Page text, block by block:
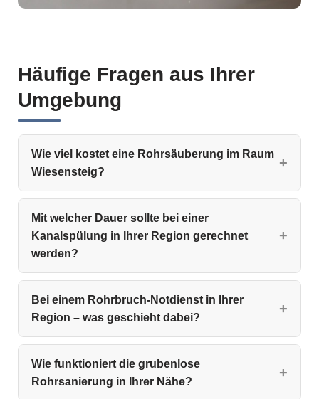
Häufige Fragen aus Ihrer
Umgebung
Wie viel kostet eine Rohrsäuberung im Raum
Wiesensteig?
Mit welcher Dauer sollte bei einer
Kanalspülung in Ihrer Region gerechnet
werden?
Bei einem Rohrbruch-Notdienst in Ihrer
Region – was geschieht dabei?
Wie funktioniert die grubenlose
Rohrsanierung in Ihrer Nähe?